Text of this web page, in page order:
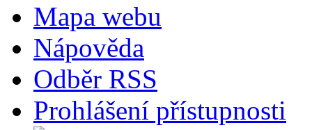
Mapa webu
Nápověda
Odběr RSS
Prohlášení přístupnosti